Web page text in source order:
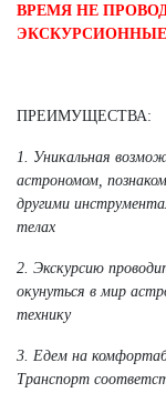
ВРЕМЯ НЕ
ПРЕИМУЩЕСТВА:
1. Уникальная
астрономом,
другими
телах
2. Экскурсию
окунуться в мир
технику
3. Едем на
Транспорт